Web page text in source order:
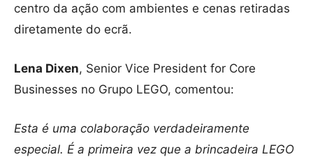
centro da ação com ambientes e cenas retiradas
diretamente do ecrã.
Lena Dixen, Senior Vice President for Core
Businesses no Grupo LEGO, comentou:
Esta é uma colaboração verdadeiramente
especial. É a primeira vez que a brincadeira LEGO